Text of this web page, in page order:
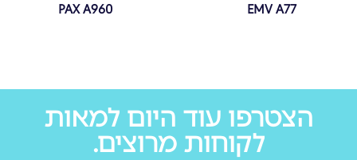
EMV A77
PAX A960
הצטרפו עוד היום למאות
לקוחות מרוצים.